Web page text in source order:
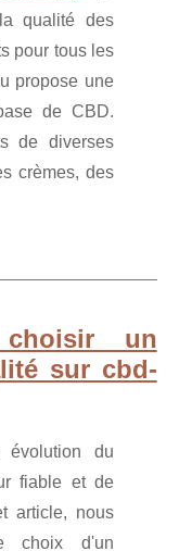
qualité des
pour tous les
propose une
de CBD.
de diverses
crèmes, des
un
sur cbd-
évolution du
fiable et de
article, nous
choix d'un